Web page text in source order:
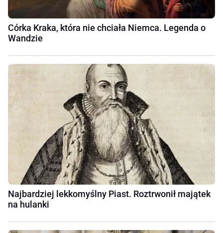
Córka Kraka, która nie chciała Niemca. Legenda o
Wandzie
Najbardziej lekkomyślny Piast. Roztrwonił majątek
na hulanki